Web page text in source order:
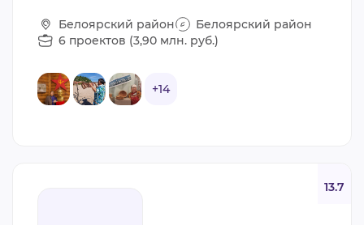
Белоярский район
Белоярский район
6 проектов (3,90 млн. руб.)
+14
13.7